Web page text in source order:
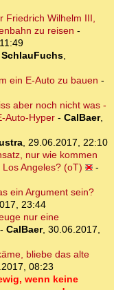
Friedrich Wilhelm III,
zu reisen -
SchlauFuchs,
ein E-Auto zu bauen -
aber noch nicht was -
Auto-Hyper - CalBaer,
, 29.06.2017, 22:10
nur wie kommen
Angeles? (oT)
-
ein Argument sein?
23:44
nur eine
- CalBaer, 30.06.2017,
bliebe das alte
08:23
wenn keine